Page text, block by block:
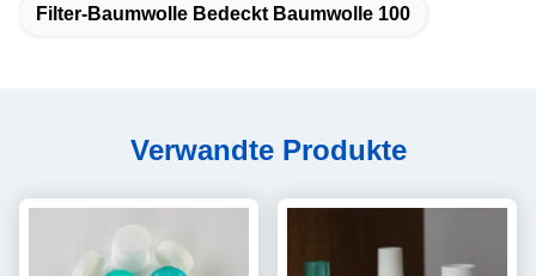
Filter-Baumwolle Bedeckt Baumwolle 100
Verwandte Produkte